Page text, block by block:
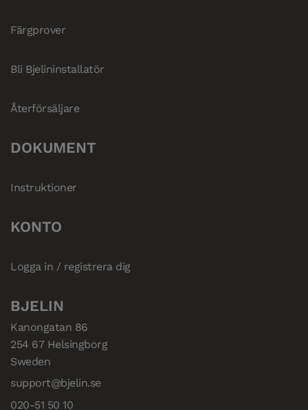
Färgprover
Bli Bjelininstallatör
Återförsäljare
DOKUMENT
Instruktioner
KONTO
Logga in / registrera dig
BJELIN
Kanongatan 86
254 67 Helsingborg
Sweden
support@bjelin.se
020-51 50 10